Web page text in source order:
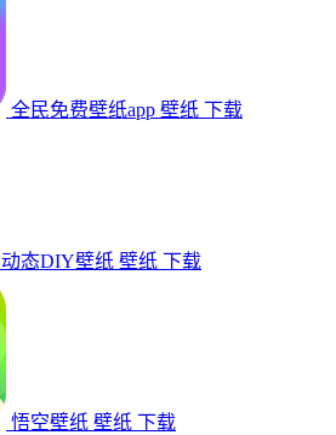
全民免费壁纸app 壁纸 下载
动态DIY壁纸 壁纸 下载
悟空壁纸 壁纸 下载